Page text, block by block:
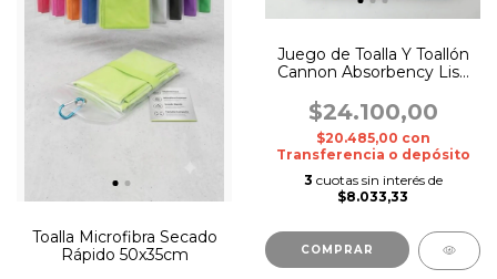
Toalla Microfibra Secado
Rápido 50x35cm
Juego de Toalla Y Toallón
Cannon Absorbency Lisa
$24.100,00
$20.485,00 con
Transferencia o depósito
3 cuotas sin interés de
$8.033,33
COMPRAR